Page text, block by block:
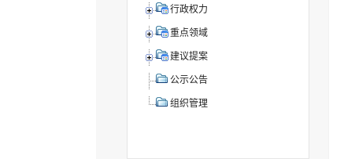
行政权力
重点领域
建议提案
公示公告
组织管理